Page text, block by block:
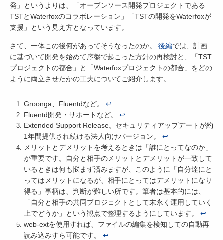
発」というよりは、「オープンソース開発プロジェクトである
TSTとWaterfoxのコラボレーション」「TSTの開発をWaterfoxが
支援」という見え方となっています。
さて、一体この後何があってそうなったのか。 後編では、計画
に基づいて開発を始めて序盤で起こった方針の再検討と、「TST
プロジェクトの都合」と「Waterfoxプロジェクトの都合」をどの
ように両立させたかの工夫についてご紹介します。
Groonga、Fluentdなど。 ↩
Fluentd開発・サポートなど。 ↩
Extended Support Release。セキュリティアップデートが約
1年間提供され続ける法人向けバージョン。 ↩
メリットとデメリットを考えるときは「誰にとってなのか」
が重要です。自分と相手のメリットとデメリットが一致して
いるときは何も悩まず済みますが、このように「自分達にと
ってはメリットになるが、相手にとってはデメリットになり
得る」事柄は、判断が難しい所です。筆者は基本的には、
「自分と相手の共同プロジェクトとして末永く運用していく
上でどうか」という観点で整理するようにしています。 ↩
web-extを使用すれば、ファイルの編集を検知しての自動再
読み込みすら可能です。 ↩